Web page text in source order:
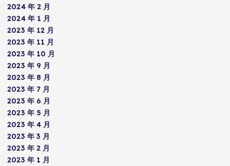
2024 年 2 月
2024 年 1 月
2023 年 12 月
2023 年 11 月
2023 年 10 月
2023 年 9 月
2023 年 8 月
2023 年 7 月
2023 年 6 月
2023 年 5 月
2023 年 4 月
2023 年 3 月
2023 年 2 月
2023 年 1 月